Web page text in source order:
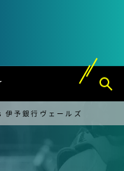
伊予銀行ヴェールズ